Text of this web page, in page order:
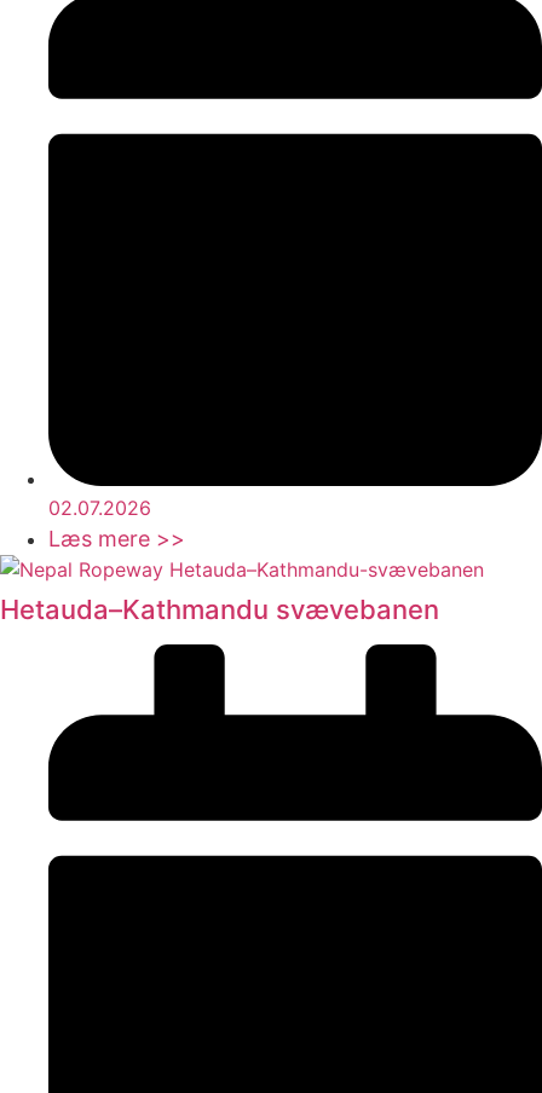
02.07.2026
Læs mere >>
Hetauda–Kathmandu svævebanen